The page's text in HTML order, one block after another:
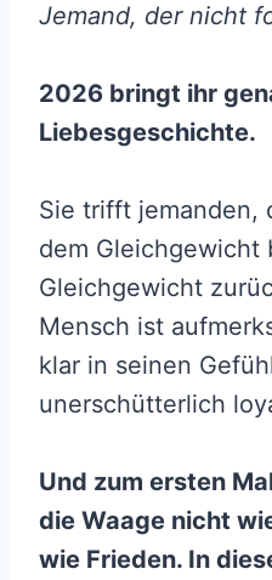
Jemand, der nicht
2026 bringt ihr
Liebesgeschichte.
Sie trifft jemanden,
dem Gleichgewicht
Gleichgewicht
Mensch ist
klar in seinen
unerschütterlich
Und zum ersten
die Waage nicht
wie Frieden. In